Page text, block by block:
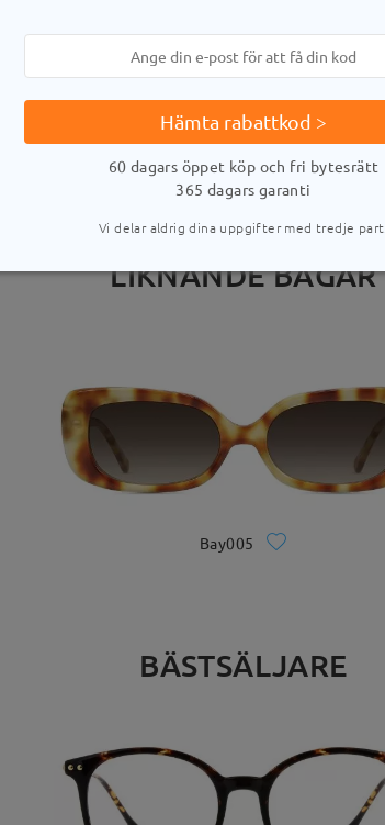
uppgifter Skickad
LIKNANDE BÅGAR
Bay005
BÄSTSÄLJARE
Hämta rabattkod >
60 dagars öppet köp och fri bytesrätt
365 dagars garanti
Vi delar aldrig dina uppgifter med tredje part.